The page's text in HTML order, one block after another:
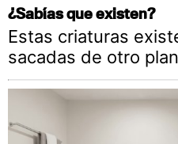
¿Sabías que existen?
Estas criaturas
sacadas de otro